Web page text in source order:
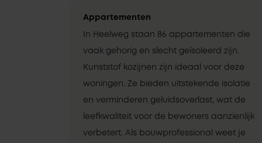
Appartementen
In Heelweg staan 86 appartementen die
vaak gehorig en slecht geïsoleerd zijn.
Kunststof kozijnen zijn ideaal voor deze
woningen. Ze bieden uitstekende isolatie
en verminderen geluidsoverlast, wat de
leefkwaliteit voor de bewoners aanzienlijk
verbetert. Als bouwprofessional weet je